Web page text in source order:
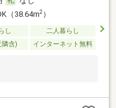
（38.64m2）
し
二人暮らし
隣含) インターネット無料